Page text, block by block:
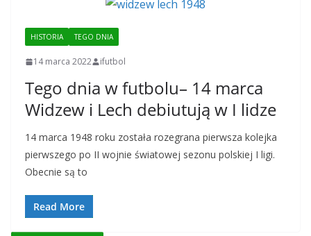
HISTORIA TEGO DNIA
14 marca 2022 ifutbol
Tego dnia w futbolu– 14 marca
Widzew i Lech debiutują w I lidze
14 marca 1948 roku została rozegrana pierwsza kolejka
pierwszego po II wojnie światowej sezonu polskiej I ligi.
Obecnie są to
Read More